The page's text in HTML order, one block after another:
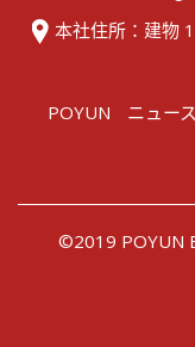
本社住所：建物
POYUN ニュース
©2019 POYUN